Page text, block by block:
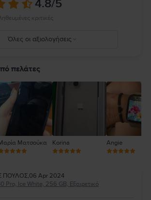
4.8/5
κριτικές
Όλες οι αξιολογήσεις
4
πελάτες
Ματσούκα Korina Angie
ΠΟΥΛΟΣ,06 Apr 2024
Pro, Ice White, 256 GB, Εξαιρετικό